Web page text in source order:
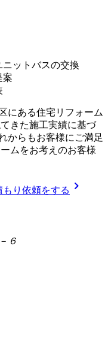
ットバスの交換
案
にある住宅リフォーム
きた施工実績に基づ
からもお客様にご満足
ムをお考えのお客様
り依頼をする chevron_right
６